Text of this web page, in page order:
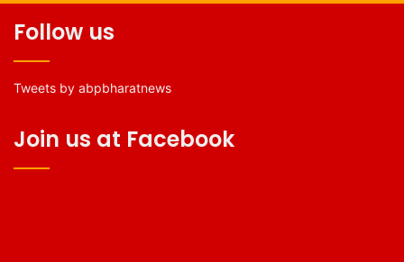
Follow us
Tweets by abpbharatnews
Join us at Facebook